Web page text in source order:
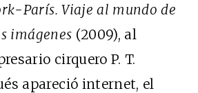
París. Viaje al mundo de
imágenes (2009), al
cirquero P. T.
apareció internet, el